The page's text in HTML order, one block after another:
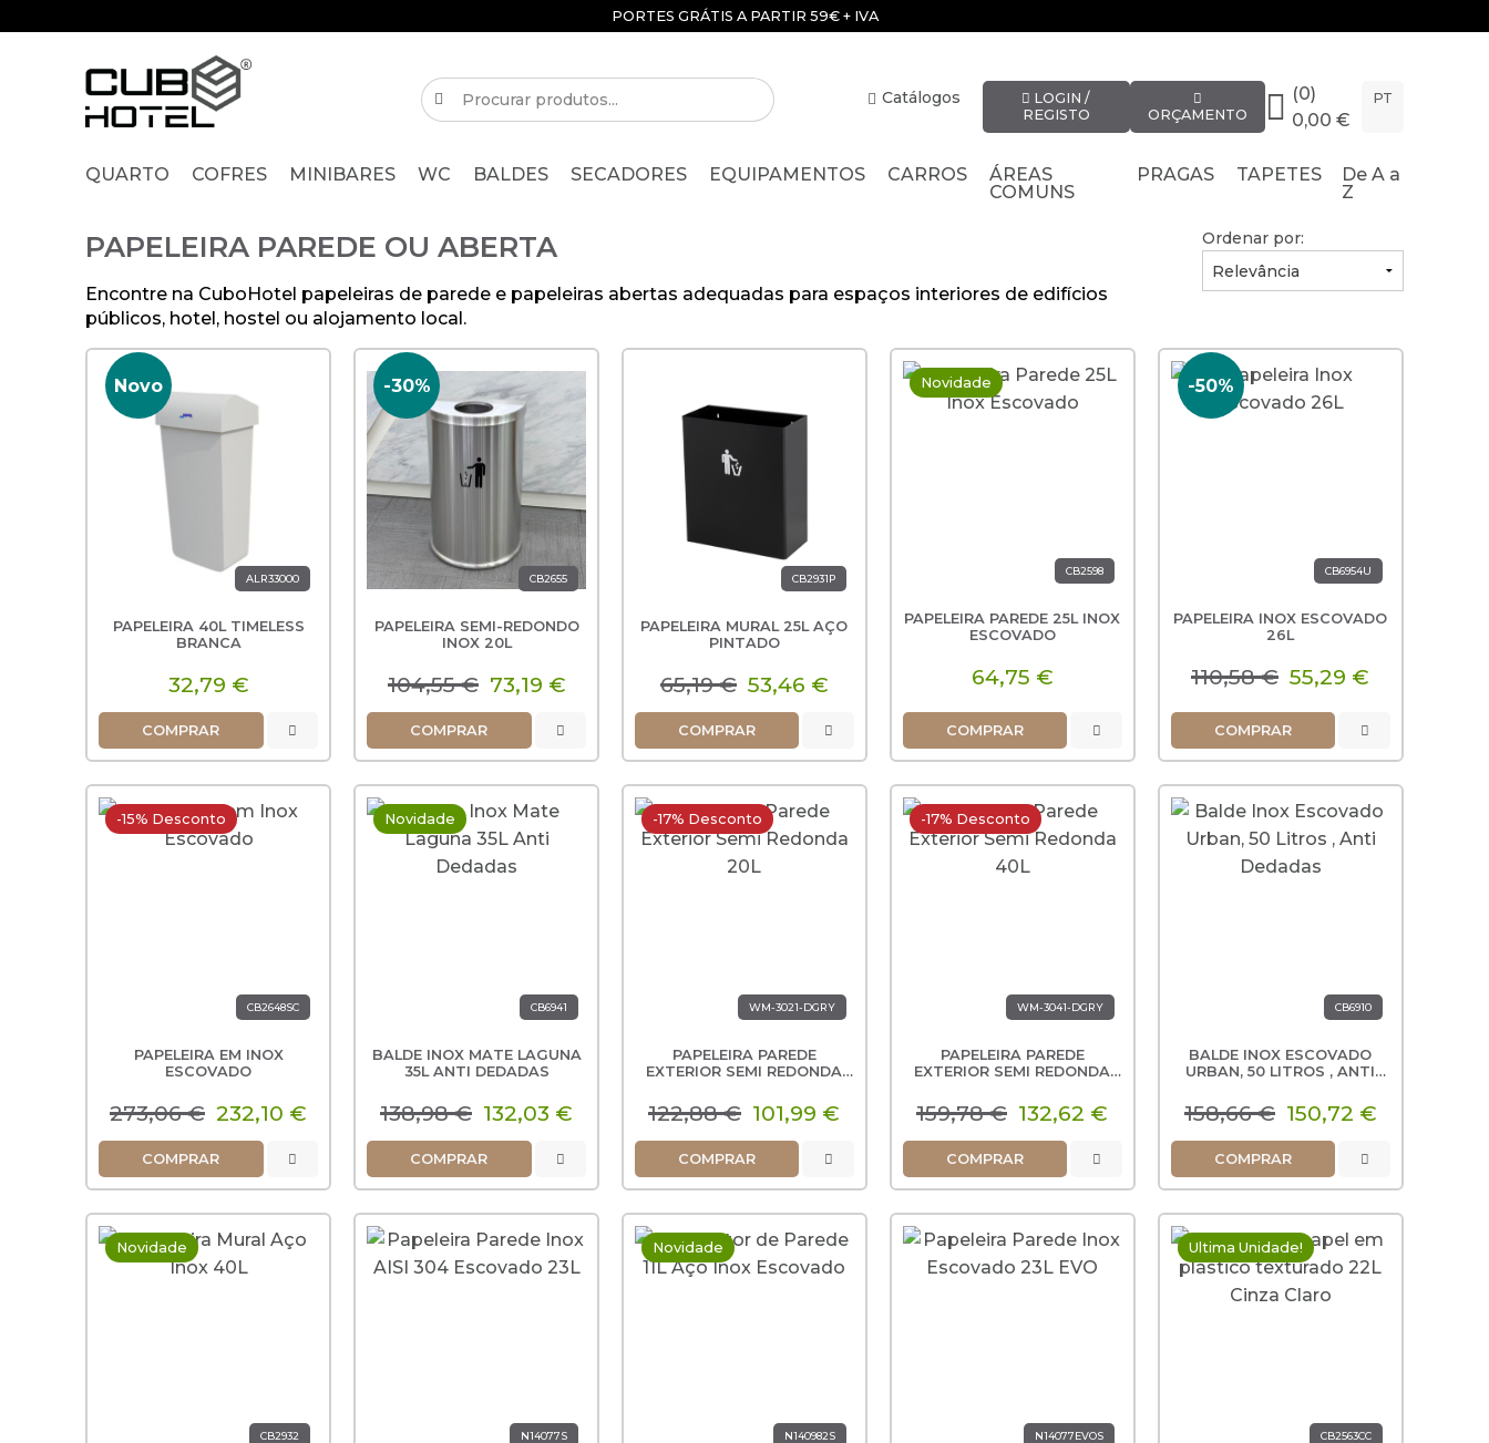
PORTES GRÁTIS A PARTIR 59€ + IVA
Catálogos
LOGIN /
REGISTO
ORÇAMENTO
(0)
0,00 €
PT
QUARTO COFRES MINIBARES WC BALDES SECADORES EQUIPAMENTOS CARROS
ÁREAS
COMUNS
PRAGAS TAPETES
De A a
Z
PAPELEIRA PAREDE OU ABERTA
Encontre na CuboHotel papeleiras de parede e papeleiras abertas adequadas para espaços interiores de edifícios
públicos, hotel, hostel ou alojamento local.
Ordenar por:
Novo
ALR33000
PAPELEIRA 40L TIMELESS
BRANCA
32,79 €
COMPRAR
-30%
CB2655
PAPELEIRA SEMI-REDONDO
INOX 20L
104,55 € 73,19 €
COMPRAR
CB2931P
PAPELEIRA MURAL 25L AÇO
PINTADO
65,19 € 53,46 €
COMPRAR
Novidade
CB2598
PAPELEIRA PAREDE 25L INOX
ESCOVADO
64,75 €
COMPRAR
-50%
CB6954U
PAPELEIRA INOX ESCOVADO
26L
110,58 € 55,29 €
COMPRAR
-15% Desconto
CB2648SC
PAPELEIRA EM INOX
ESCOVADO
273,06 € 232,10 €
COMPRAR
Novidade
CB6941
BALDE INOX MATE LAGUNA
35L ANTI DEDADAS
138,98 € 132,03 €
COMPRAR
-17% Desconto
WM-3021-DGRY
PAPELEIRA PAREDE
EXTERIOR SEMI REDONDA
122,88 € 101,99 €
COMPRAR
-17% Desconto
WM-3041-DGRY
PAPELEIRA PAREDE
EXTERIOR SEMI REDONDA
159,78 € 132,62 €
COMPRAR
CB6910
BALDE INOX ESCOVADO
URBAN, 50 LITROS , ANTI
158,66 € 150,72 €
COMPRAR
Novidade
CB2932 N14077S
Novidade
N140982S N14077EVOS
Ultima Unidade!
CB2563CC